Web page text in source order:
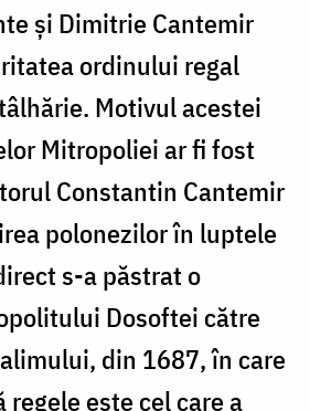
și Dimitrie Cantemir
ordinului regal
Motivul acestei
Mitropoliei ar fi fost
Constantin Cantemir
polonezilor în luptele
s-a păstrat o
Dosoftei către
din 1687, în care
regele este cel care a